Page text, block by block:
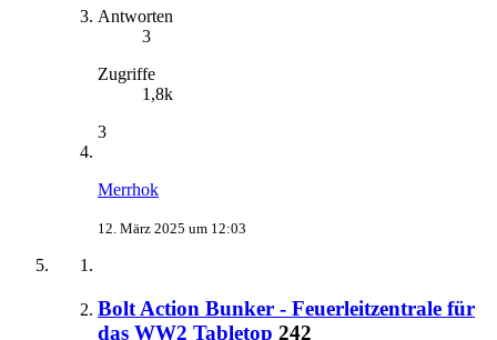
Antworten
3
Zugriffe
1,8k
3
Merrhok
12. März 2025 um 12:03
Bolt Action Bunker - Feuerleitzentrale für
das WW2 Tabletop 242